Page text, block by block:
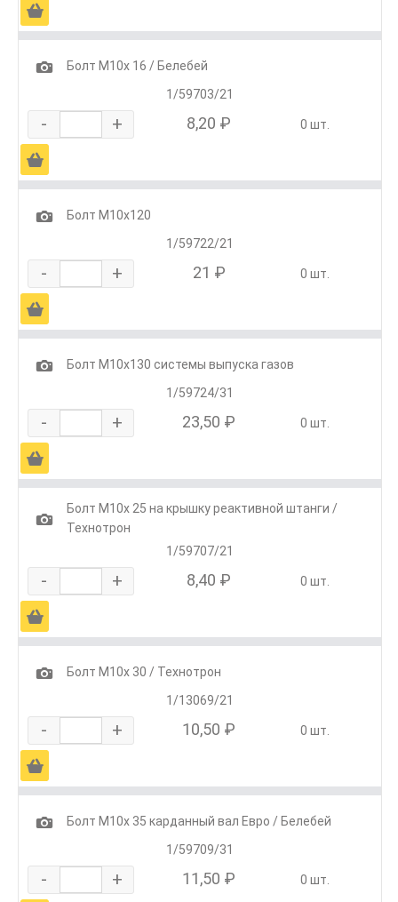
Ä
1
Болт М10х 16 / Белебей
1/59703/21
- + 8,20 ₽ 0 шт.
Ä
1
Болт М10х120
1/59722/21
- + 21 ₽ 0 шт.
Ä
1
Болт М10х130 системы выпуска газов
1/59724/31
- + 23,50 ₽ 0 шт.
Ä
1
Болт М10х 25 на крышку реактивной штанги /
Технотрон
1/59707/21
- + 8,40 ₽ 0 шт.
Ä
1
Болт М10х 30 / Технотрон
1/13069/21
- + 10,50 ₽ 0 шт.
Ä
1
Болт М10х 35 карданный вал Евро / Белебей
1/59709/31
- + 11,50 ₽ 0 шт.